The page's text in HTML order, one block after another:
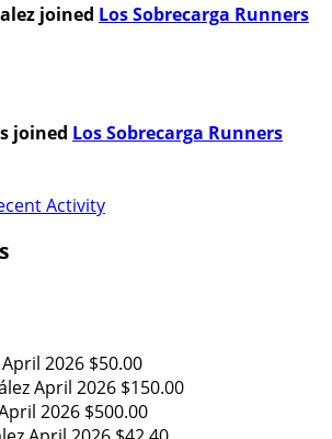
joined Los Sobrecarga Runners
joined Los Sobrecarga Runners
Activity
April 2026 $50.00
April 2026 $150.00
2026 $500.00